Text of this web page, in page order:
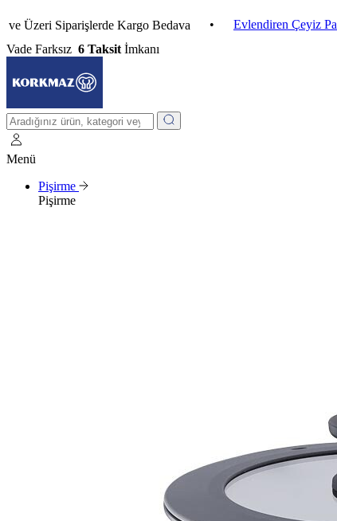
Siparişlerde Kargo Bedava • Evlendiren Çeyiz Paketleri
Vade Farksız 6 Taksit İmkanı
Menü
Pişirme
Pişirme